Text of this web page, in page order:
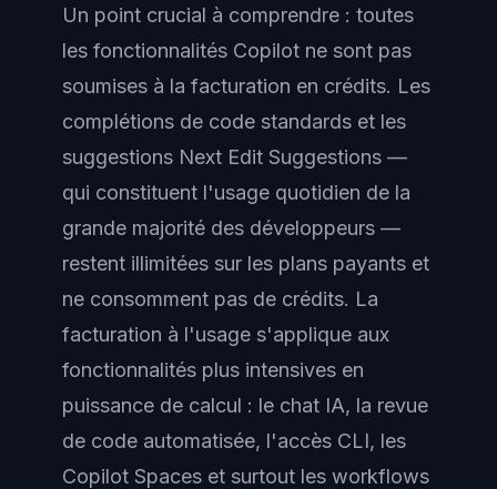
Un point crucial à comprendre : toutes
les fonctionnalités Copilot ne sont pas
soumises à la facturation en crédits. Les
complétions de code standards et les
suggestions Next Edit Suggestions —
qui constituent l'usage quotidien de la
grande majorité des développeurs —
restent illimitées sur les plans payants et
ne consomment pas de crédits. La
facturation à l'usage s'applique aux
fonctionnalités plus intensives en
puissance de calcul : le chat IA, la revue
de code automatisée, l'accès CLI, les
Copilot Spaces et surtout les workflows